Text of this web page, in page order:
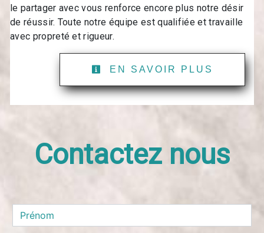
le partager avec vous renforce encore plus notre désir
de réussir. Toute notre équipe est qualifiée et travaille
avec propreté et rigueur.
EN SAVOIR PLUS
Contactez nous